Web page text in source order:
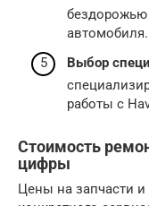
бездорожью
автомобиля.
Выбор
работы с
Стоимость
цифры
Цены на запчасти и